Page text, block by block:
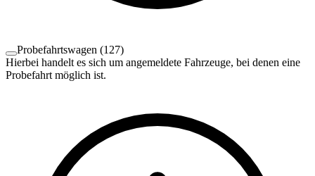
Probefahrtswagen (127)
Hierbei handelt es sich um angemeldete Fahrzeuge, bei denen eine
Probefahrt möglich ist.